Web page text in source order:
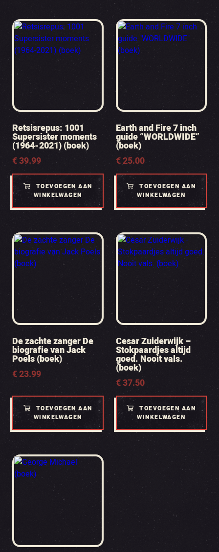
Retsisrepus: 1001
Supersister moments
(1964-2021) (boek)
€39.99
TOEVOEGEN AAN
WINKELWAGEN
Earth and Fire 7 inch
guide “WORLDWIDE”
(boek)
€25.00
TOEVOEGEN AAN
WINKELWAGEN
De zachte zanger De
biografie van Jack
Poels (boek)
€23.99
TOEVOEGEN AAN
WINKELWAGEN
Cesar Zuiderwijk –
Stokpaardjes altijd
goed. Nooit vals.
(boek)
€37.50
TOEVOEGEN AAN
WINKELWAGEN